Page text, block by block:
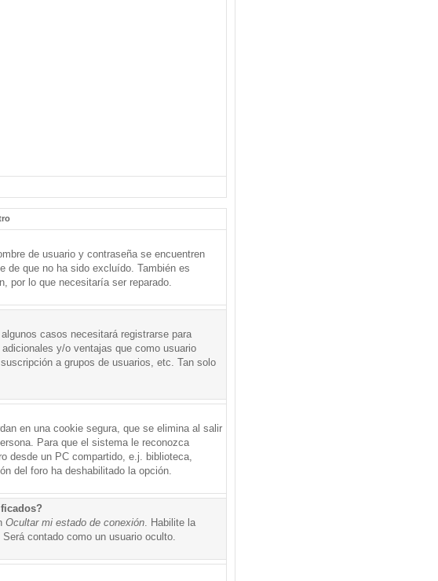
de usuario y contraseña se encuentren
de que no ha sido excluído. También es
por lo que necesitaría ser reparado.
casos necesitará registrarse para
y/o ventajas que como usuario
a grupos de usuarios, etc. Tan solo
en una cookie segura, que se elimina al salir
Para que el sistema le reconozca
desde un PC compartido, e.j. biblioteca,
del foro ha deshabilitado la opción.
Ocultar mi estado de conexión. Habilite la
contado como un usuario oculto.